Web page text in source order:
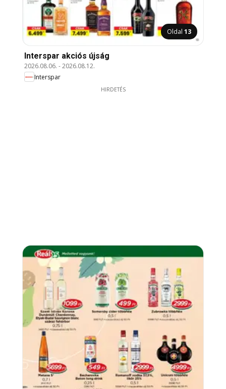
Oldal 13
Interspar akciós újság
2026.08.06. -2026.08.12.
Interspar
HIRDETÉS